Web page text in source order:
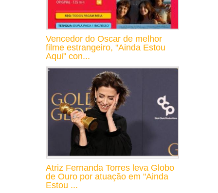
Vencedor do Oscar de melhor
filme estrangeiro, "Ainda Estou
Aqui" con...
Atriz Fernanda Torres leva Globo
de Ouro por atuação em "Ainda
Estou ...